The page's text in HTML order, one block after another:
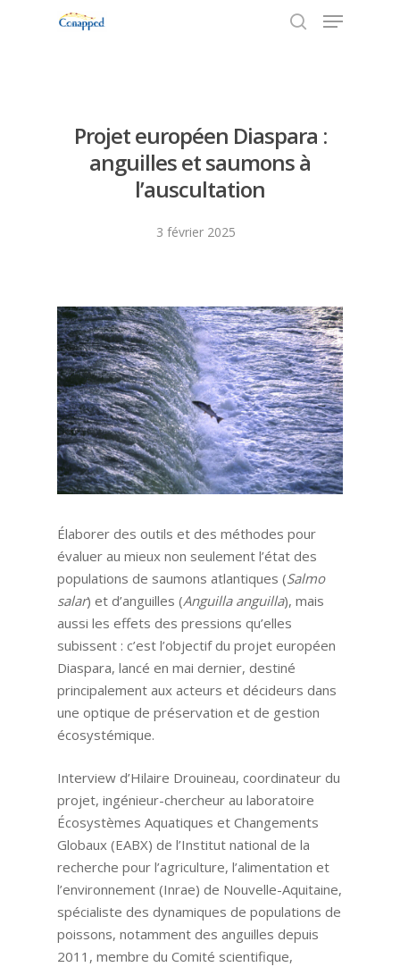
Projet européen Diaspara :
anguilles et saumons à
l’auscultation
3 février 2025
Élaborer des outils et des méthodes pour
évaluer au mieux non seulement l’état des
populations de saumons atlantiques (Salmo
salar) et d’anguilles (Anguilla anguilla), mais
aussi les effets des pressions qu’elles
subissent : c’est l’objectif du projet européen
Diaspara, lancé en mai dernier, destiné
principalement aux acteurs et décideurs dans
une optique de préservation et de gestion
écosystémique.
Interview d’Hilaire Drouineau, coordinateur du
projet, ingénieur-chercheur au laboratoire
Écosystèmes Aquatiques et Changements
Globaux (EABX) de l’Institut national de la
recherche pour l’agriculture, l’alimentation et
l’environnement (Inrae) de Nouvelle-Aquitaine,
spécialiste des dynamiques de populations de
poissons, notamment des anguilles depuis
2011, membre du Comité scientifique,